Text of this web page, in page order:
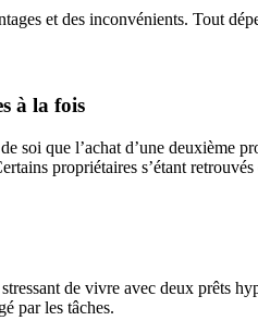
et des inconvénients. Tout
à la fois
soi que l’achat d’une deuxième
propriétaires s’étant
de vivre avec deux prêts
par les tâches.